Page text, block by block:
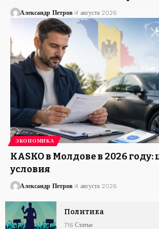
Александр Петров 4 августа 2026
ЭКОНОМИКА
KASKO в Молдове в 2026 году:
условия
Александр Петров 4 августа 2026
Политика
716 Статьи